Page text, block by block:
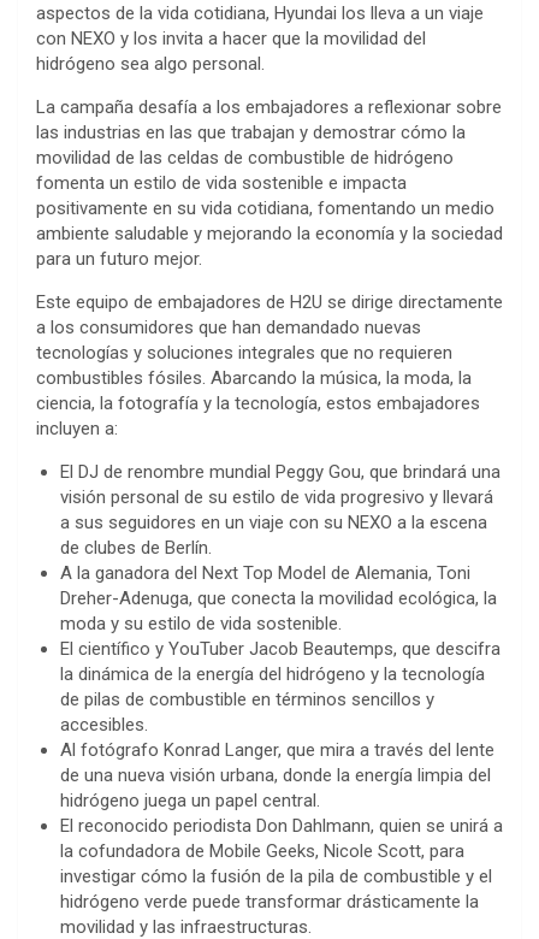
aspectos de la vida cotidiana, Hyundai los lleva a un viaje
con NEXO y los invita a hacer que la movilidad del
hidrógeno sea algo personal.
La campaña desafía a los embajadores a reflexionar sobre
las industrias en las que trabajan y demostrar cómo la
movilidad de las celdas de combustible de hidrógeno
fomenta un estilo de vida sostenible e impacta
positivamente en su vida cotidiana, fomentando un medio
ambiente saludable y mejorando la economía y la sociedad
para un futuro mejor.
Este equipo de embajadores de H2U se dirige directamente
a los consumidores que han demandado nuevas
tecnologías y soluciones integrales que no requieren
combustibles fósiles. Abarcando la música, la moda, la
ciencia, la fotografía y la tecnología, estos embajadores
incluyen a:
El DJ de renombre mundial Peggy Gou, que brindará una
visión personal de su estilo de vida progresivo y llevará
a sus seguidores en un viaje con su NEXO a la escena
de clubes de Berlín.
A la ganadora del Next Top Model de Alemania, Toni
Dreher-Adenuga, que conecta la movilidad ecológica, la
moda y su estilo de vida sostenible.
El científico y YouTuber Jacob Beautemps, que descifra
la dinámica de la energía del hidrógeno y la tecnología
de pilas de combustible en términos sencillos y
accesibles.
Al fotógrafo Konrad Langer, que mira a través del lente
de una nueva visión urbana, donde la energía limpia del
hidrógeno juega un papel central.
El reconocido periodista Don Dahlmann, quien se unirá a
la cofundadora de Mobile Geeks, Nicole Scott, para
investigar cómo la fusión de la pila de combustible y el
hidrógeno verde puede transformar drásticamente la
movilidad y las infraestructuras.